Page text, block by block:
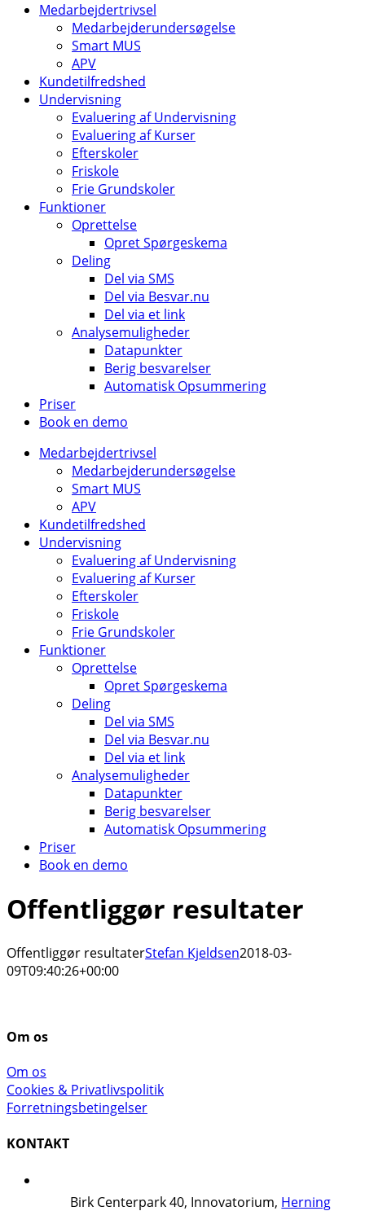
Medarbejdertrivsel
Medarbejderundersøgelse
Smart MUS
APV
Kundetilfredshed
Undervisning
Evaluering af Undervisning
Evaluering af Kurser
Efterskoler
Friskole
Frie Grundskoler
Funktioner
Oprettelse
Opret Spørgeskema
Deling
Del via SMS
Del via Besvar.nu
Del via et link
Analysemuligheder
Datapunkter
Berig besvarelser
Automatisk Opsummering
Priser
Book en demo
Medarbejdertrivsel
Medarbejderundersøgelse
Smart MUS
APV
Kundetilfredshed
Undervisning
Evaluering af Undervisning
Evaluering af Kurser
Efterskoler
Friskole
Frie Grundskoler
Funktioner
Oprettelse
Opret Spørgeskema
Deling
Del via SMS
Del via Besvar.nu
Del via et link
Analysemuligheder
Datapunkter
Berig besvarelser
Automatisk Opsummering
Priser
Book en demo
Offentliggør resultater
Offentliggør resultaterStefan Kjeldsen2018-03-
09T09:40:26+00:00
Om os
Om os
Cookies & Privatlivspolitik
Forretningsbetingelser
KONTAKT
Birk Centerpark 40, Innovatorium, Herning